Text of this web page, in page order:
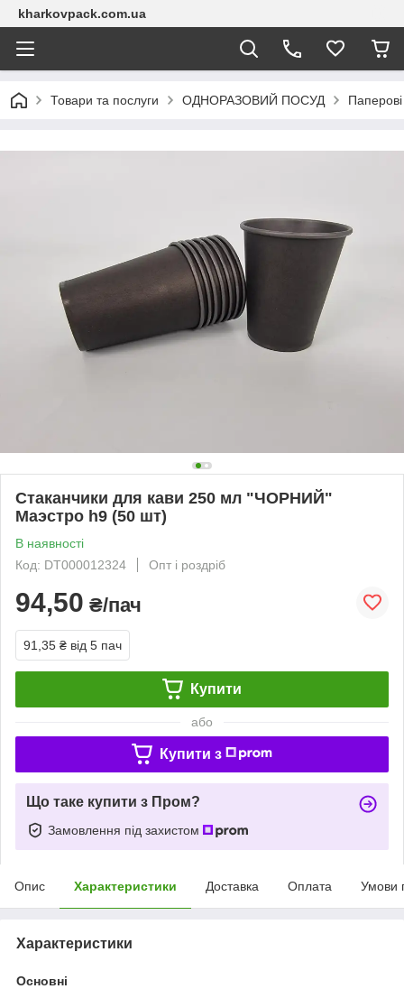
kharkovpack.com.ua
Товари та послуги ОДНОРАЗОВИЙ ПОСУД
Стаканчики для кави 250 мл "ЧОРНИЙ"
Маэстро h9 (50 шт)
В наявності
Код: DT000012324
Опт і роздріб
94,50 ₴/пач
91,35 ₴ від 5 пач
Купити
або
Купити з
Що таке купити з Пром?
Замовлення під захистом
Опис Характеристики Доставка Оплата Умови
Характеристики
Основні